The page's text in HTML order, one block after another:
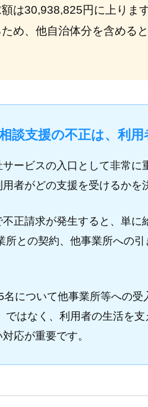
は30,938,825円に上りま
め、他自治体分を含める
談支援の不正は、利
ービスの入口として非常に
者がどの支援を受けるかを
正請求が発生すると、単に
所との契約、他事業所への
について他事業所等への受
ではなく、利用者の生活を
応が重要です。